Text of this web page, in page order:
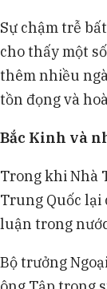
Sự chậm trễ
cho thấy một
thêm nhiều
tồn đọng và
Bắc Kinh và
Trong khi Nhà
Trung Quốc
luận trong
Bộ trưởng